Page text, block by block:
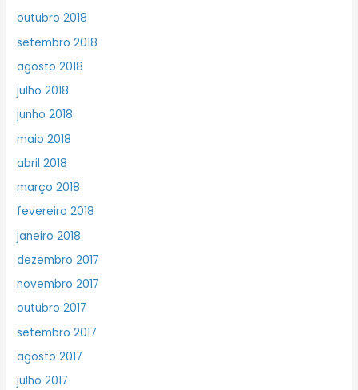
outubro 2018
setembro 2018
agosto 2018
julho 2018
junho 2018
maio 2018
abril 2018
março 2018
fevereiro 2018
janeiro 2018
dezembro 2017
novembro 2017
outubro 2017
setembro 2017
agosto 2017
julho 2017